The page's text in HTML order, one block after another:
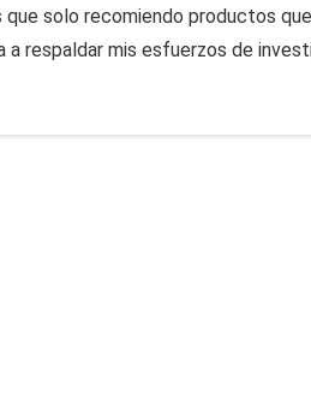
que solo recomiendo productos
a respaldar mis esfuerzos de